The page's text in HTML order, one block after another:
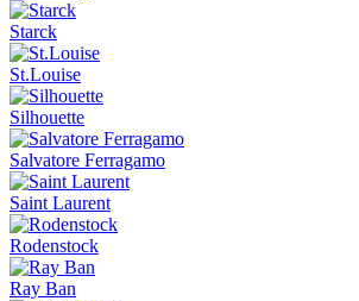
Starck
St.Louise
Silhouette
Salvatore Ferragamo
Saint Laurent
Rodenstock
Ray Ban